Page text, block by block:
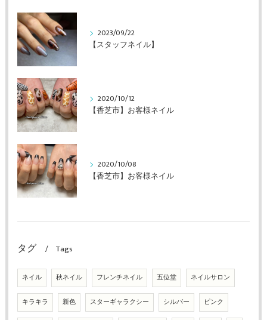
2023/09/22
【スタッフネイル】
2020/10/12
【香芝市】お客様ネイル
2020/10/08
【香芝市】お客様ネイル
タグ Tags
ネイル 秋ネイル フレンチネイル 五位堂 ネイルサロン
キラキラ 新色 スターギャラクシー シルバー ピンク